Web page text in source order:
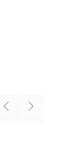
Previous Next